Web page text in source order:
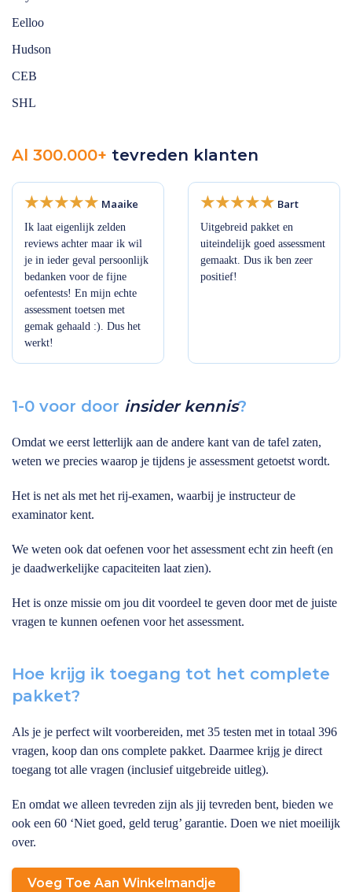
Eelloo
Hudson
CEB
SHL
Al 300.000+ tevreden klanten
Maaike
Ik laat eigenlijk zelden
reviews achter maar ik wil
je in ieder geval persoonlijk
bedanken voor de fijne
oefentests! En mijn echte
assessment toetsen met
gemak gehaald :). Dus het
werkt!
Bart
Uitgebreid pakket en
uiteindelijk goed assessment
gemaakt. Dus ik ben zeer
positief!
1-0 voor door insider kennis?
Omdat we eerst letterlijk aan de andere kant van de tafel zaten,
weten we precies waarop je tijdens je assessment getoetst wordt.
Het is net als met het rij-examen, waarbij je instructeur de
examinator kent.
We weten ook dat oefenen voor het assessment echt zin heeft (en
je daadwerkelijke capaciteiten laat zien).
Het is onze missie om jou dit voordeel te geven door met de juiste
vragen te kunnen oefenen voor het assessment.
Hoe krijg ik toegang tot het complete
pakket?
Als je je perfect wilt voorbereiden, met 35 testen met in totaal 396
vragen, koop dan ons complete pakket. Daarmee krijg je direct
toegang tot alle vragen (inclusief uitgebreide uitleg).
En omdat we alleen tevreden zijn als jij tevreden bent, bieden we
ook een 60 ‘Niet goed, geld terug’ garantie. Doen we niet moeilijk
over.
Voeg Toe Aan Winkelmandje